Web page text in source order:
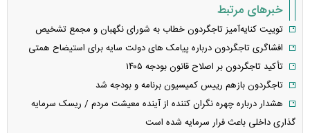
خبرهای مرتبط
توییت کنایه‌آمیز تاجگردون خطاب به شورای نگهبان و مجمع تشخیص
افشاگری تاجگردون درباره پیامک های دولت سایه برای استیضاح همتی
تأکید تاجگردون بر اصلاح قانون بودجه ۱۴۰۵
تاجگردون بازهم رییس کمیسیون برنامه و بودجه شد
هشدار درباره چهره نگران کننده از آینده معیشت مردم / ریسک سرمایه
گذاری داخلی باعث فرار سرمایه شده است